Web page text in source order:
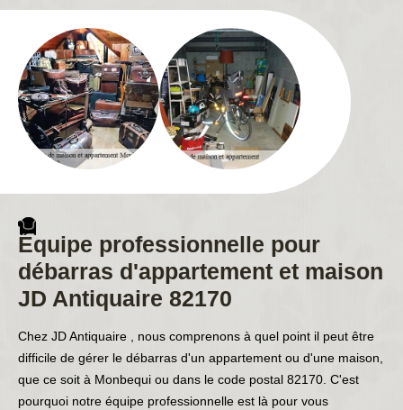
Équipe professionnelle pour
débarras d'appartement et maison
JD Antiquaire 82170
Chez JD Antiquaire , nous comprenons à quel point il peut être
difficile de gérer le débarras d'un appartement ou d'une maison,
que ce soit à Monbequi ou dans le code postal 82170. C'est
pourquoi notre équipe professionnelle est là pour vous